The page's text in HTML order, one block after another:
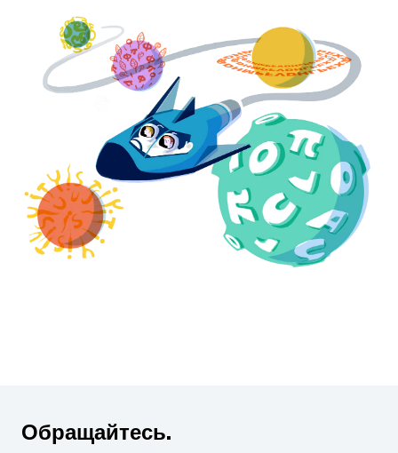
Обращайтесь.